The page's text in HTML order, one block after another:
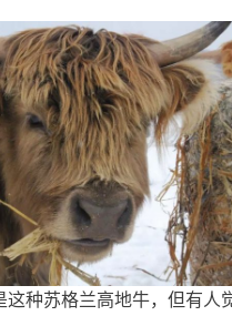
这种苏格兰高地牛，但有人